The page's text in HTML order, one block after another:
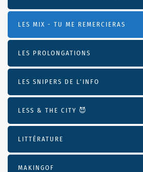
LES MIX - TU ME REMERCIERAS
LES PROLONGATIONS
LES SNIPERS DE L’INFO
LESS & THE CITY 😈
LITTÉRATURE
MAKINGOF